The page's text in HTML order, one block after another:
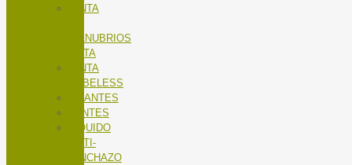
CINTA
MANUBRIOS
RUTA
CINTA
TUBELESS
GUANTES
LENTES
LÍQUIDO
ANTI-
PINCHAZO